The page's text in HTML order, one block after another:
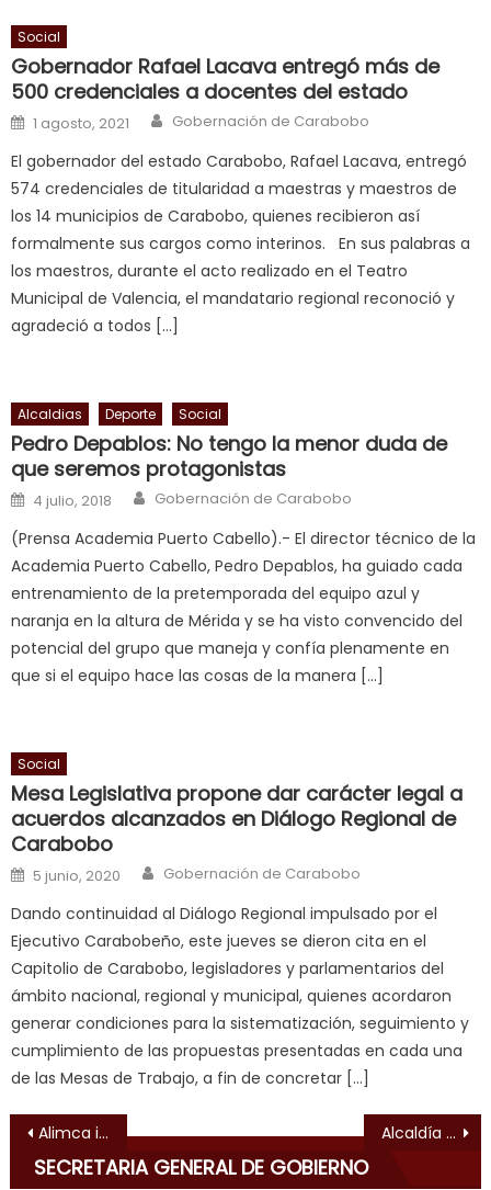
will
smith
is
cuckold,
nice
milf
in
squirting,
आपक
न
ह
क
च
त
क
लग
आपक
पस
द,
sexy
bbw
a
long
hard
fuck,
सच
ह
स
क
ल
य
भ
indian
erotic
Social
Gobernador Rafael Lacava entregó más de
500 credenciales a docentes del estado
Posted on
1 agosto, 2021 Author
Gobernación de Carabobo
El gobernador del estado Carabobo, Rafael Lacava, entregó
574 credenciales de titularidad a maestras y maestros de
los 14 municipios de Carabobo, quienes recibieron así
formalmente sus cargos como interinos. En sus palabras a
los maestros, durante el acto realizado en el Teatro
Municipal de Valencia, el mandatario regional reconoció y
agradeció a todos […]
Alcaldias Deporte Social
Pedro Depablos: No tengo la menor duda de
que seremos protagonistas
Posted on
4 julio, 2018 Author
Gobernación de Carabobo
(Prensa Academia Puerto Cabello).- El director técnico de la
Academia Puerto Cabello, Pedro Depablos, ha guiado cada
entrenamiento de la pretemporada del equipo azul y
naranja en la altura de Mérida y se ha visto convencido del
potencial del grupo que maneja y confía plenamente en
que si el equipo hace las cosas de la manera […]
Social
Mesa Legislativa propone dar carácter legal a
acuerdos alcanzados en Diálogo Regional de
Carabobo
Posted on
5 junio, 2020 Author
Gobernación de Carabobo
Dando continuidad al Diálogo Regional impulsado por el
Ejecutivo Carabobeño, este jueves se dieron cita en el
Capitolio de Carabobo, legisladores y parlamentarios del
ámbito nacional, regional y municipal, quienes acordaron
generar condiciones para la sistematización, seguimiento y
cumplimiento de las propuestas presentadas en cada una
de las Mesas de Trabajo, a fin de concretar […]
Navegación de entradas
Alimca inicio registro y actualización de datos de comunicadores CLAP en Carabobo Alcaldía de Valencia dio inicio a labores de rehabilitación en plaza Fabián de Jesús Díaz
SECRETARIA GENERAL DE GOBIERNO